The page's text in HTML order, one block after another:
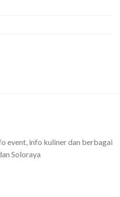
event, info kuliner dan berbagai
Soloraya